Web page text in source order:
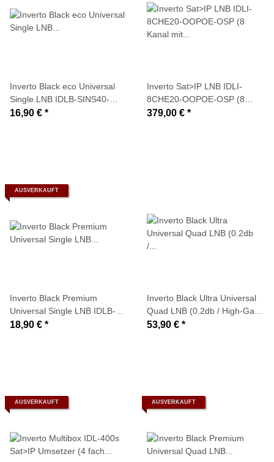
Inverto Black eco Universal
Single LNB IDLB-SINS40-
OOECO-OPP (ULN+ 0,1dB)
16,90 € *
Inverto Sat>IP LNB IDLI-
8CHE20-OOPOE-OSP (8
Kanal mit PoE-Adapter-
379,00 € *
AUSVERKAUFT
Inverto Black Premium
Universal Single LNB IDLB-
SINL41-PREMU-OPP (0,2dB)
18,90 € *
Inverto Black Ultra Universal
Quad LNB (0.2db / High-Gain-
LNB)
53,90 € *
AUSVERKAUFT AUSVERKAUFT